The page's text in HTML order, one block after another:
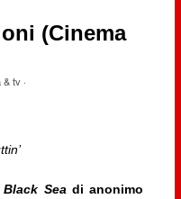
(Cinema
& tv·
Sea di anonimo